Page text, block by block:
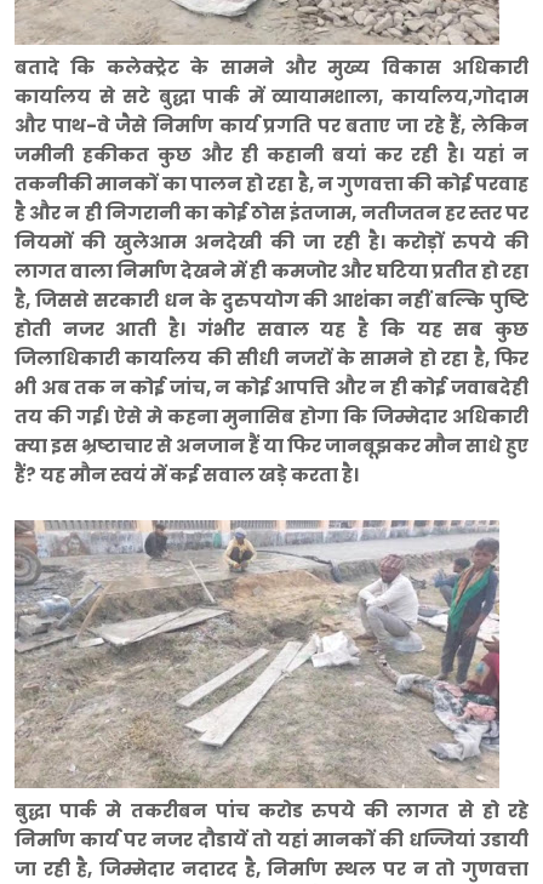
बतादे कि कलेक्ट्रेट के सामने और मुख्य विकास अधिकारी
कार्यालय से सटे बुद्धा पार्क में व्यायामशाला, कार्यालय,गोदाम
और पाथ-वे जैसे निर्माण कार्य प्रगति पर बताए जा रहे हैं, लेकिन
जमीनी हकीकत कुछ और ही कहानी बयां कर रही है। यहां न
तकनीकी मानकों का पालन हो रहा है, न गुणवत्ता की कोई परवाह
है और न ही निगरानी का कोई ठोस इंतजाम, नतीजतन हर स्तर पर
नियमों की खुलेआम अनदेखी की जा रही है। करोड़ों रुपये की
लागत वाला निर्माण देखने में ही कमजोर और घटिया प्रतीत हो रहा
है, जिससे सरकारी धन के दुरुपयोग की आशंका नहीं बल्कि पुष्टि
होती नजर आती है। गंभीर सवाल यह है कि यह सब कुछ
जिलाधिकारी कार्यालय की सीधी नजरों के सामने हो रहा है, फिर
भी अब तक न कोई जांच, न कोई आपत्ति और न ही कोई जवाबदेही
तय की गई। ऐसे मे कहना मुनासिब होगा कि जिम्मेदार अधिकारी
क्या इस भ्रष्टाचार से अनजान हैं या फिर जानबूझकर मौन साधे हुए
हैं? यह मौन स्वयं में कई सवाल खड़े करता है।
बुद्धा पार्क मे तकरीबन पांच करोड रुपये की लागत से हो रहे
निर्माण कार्य पर नजर दौडायें तो यहां मानकों की धज्जियां उडायी
जा रही है, जिम्मेदार नदारद है,निर्माण स्थल पर न तो गुणवत्ता